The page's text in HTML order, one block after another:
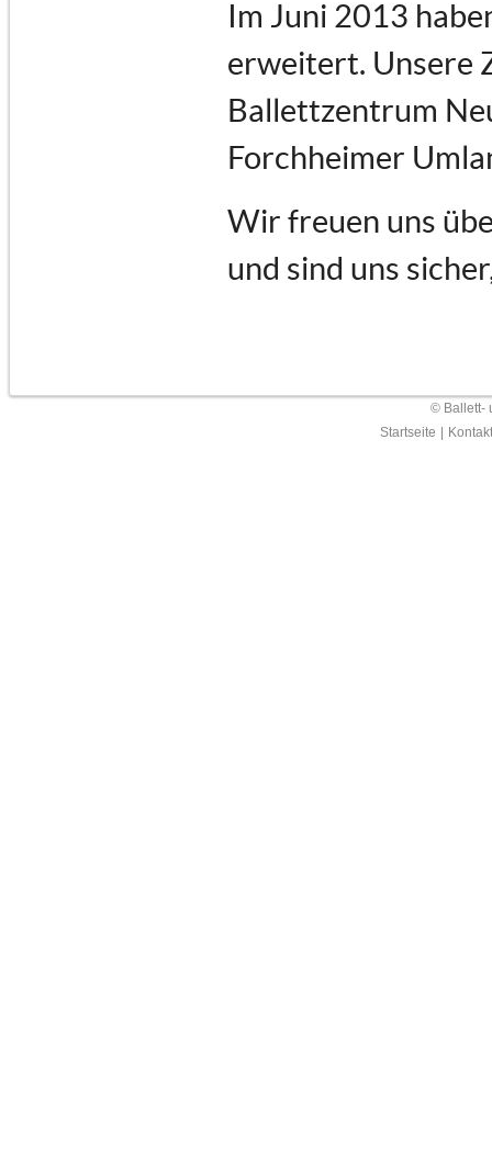
Im Juni 2013
erweitert. Unsere
Ballettzentrum
Forchheimer
Wir freuen uns
und sind uns
© Ballett-
Startseite
Kontakt